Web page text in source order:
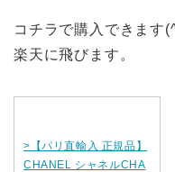
コチラで購入できます
楽天に飛びます。
>【パリ直輸入 正規品】
CHANEL シャネルCHA